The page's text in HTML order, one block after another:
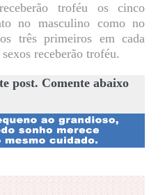
troféu os cinco
no masculino como no
três primeiros em cada
receberão troféu.
post. Comente abaixo